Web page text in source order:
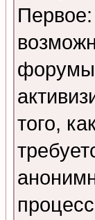
форумы
того,